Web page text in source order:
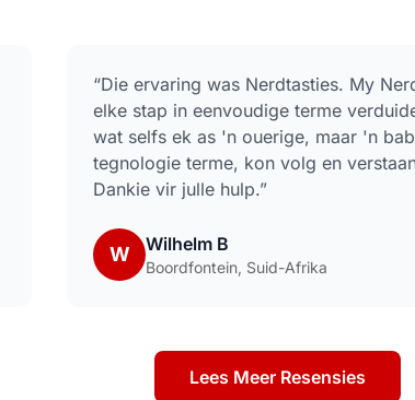
“Die ervaring was Nerdtasties. My
elke stap in eenvoudige terme
wat selfs ek as 'n ouerige, maar 'n
tegnologie terme, kon volg en
Dankie vir julle hulp.”
W Wilhelm B
Boordfontein, Suid-Afrika
Lees Meer Resensies